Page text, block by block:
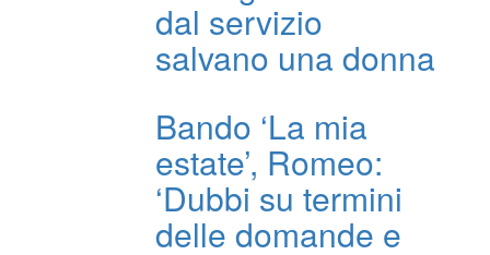
dal servizio
salvano una donna
Bando ‘La mia
estate’, Romeo:
‘Dubbi su termini
delle domande e